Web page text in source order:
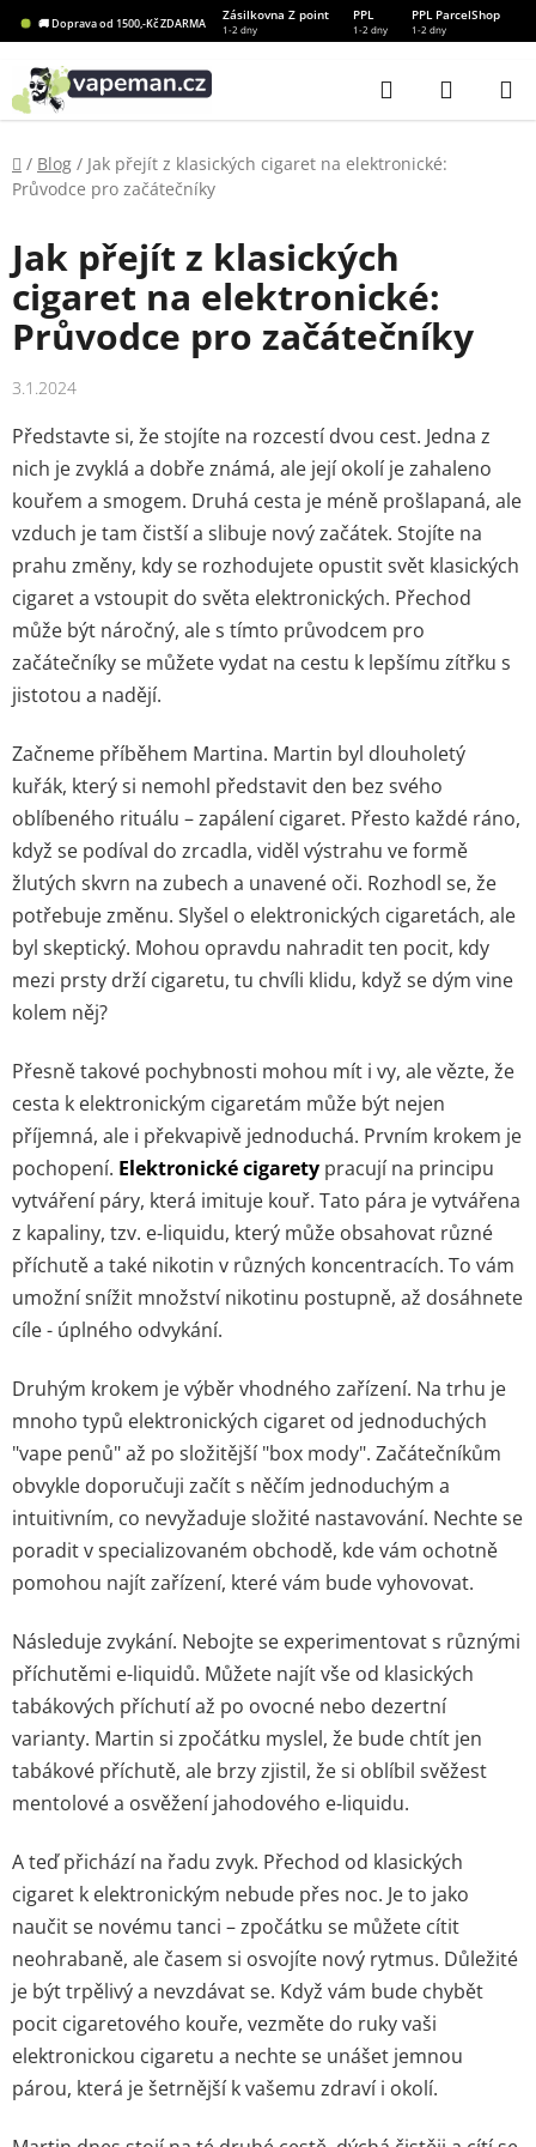
Přejít
na
obsah
🚚 Doprava od 1500,-Kč ZDARMA
Zásilkovna Z point PPL PPL ParcelShop
1-2 dny 1-2 dny 1-2 dny
Hledat
KOŠÍK
Domů
/ Blog / Jak přejít z klasických cigaret na elektronické:
Průvodce pro začátečníky
Jak přejít z klasických
cigaret na elektronické:
Průvodce pro začátečníky
3.1.2024
Představte si, že stojíte na rozcestí dvou cest. Jedna z
nich je zvyklá a dobře známá, ale její okolí je zahaleno
kouřem a smogem. Druhá cesta je méně prošlapaná, ale
vzduch je tam čistší a slibuje nový začátek. Stojíte na
prahu změny, kdy se rozhodujete opustit svět klasických
cigaret a vstoupit do světa elektronických. Přechod
může být náročný, ale s tímto průvodcem pro
začátečníky se můžete vydat na cestu k lepšímu zítřku s
jistotou a nadějí.
Začneme příběhem Martina. Martin byl dlouholetý
kuřák, který si nemohl představit den bez svého
oblíbeného rituálu – zapálení cigaret. Přesto každé ráno,
když se podíval do zrcadla, viděl výstrahu ve formě
žlutých skvrn na zubech a unavené oči. Rozhodl se, že
potřebuje změnu. Slyšel o elektronických cigaretách, ale
byl skeptický. Mohou opravdu nahradit ten pocit, kdy
mezi prsty drží cigaretu, tu chvíli klidu, když se dým vine
kolem něj?
Přesně takové pochybnosti mohou mít i vy, ale vězte, že
cesta k elektronickým cigaretám může být nejen
příjemná, ale i překvapivě jednoduchá. Prvním krokem je
pochopení. Elektronické cigarety pracují na principu
vytváření páry, která imituje kouř. Tato pára je vytvářena
z kapaliny, tzv. e-liquidu, který může obsahovat různé
příchutě a také nikotin v různých koncentracích. To vám
umožní snížit množství nikotinu postupně, až dosáhnete
cíle - úplného odvykání.
Druhým krokem je výběr vhodného zařízení. Na trhu je
mnoho typů elektronických cigaret od jednoduchých
"vape penů" až po složitější "box mody". Začátečníkům
obvykle doporučuji začít s něčím jednoduchým a
intuitivním, co nevyžaduje složité nastavování. Nechte se
poradit v specializovaném obchodě, kde vám ochotně
pomohou najít zařízení, které vám bude vyhovovat.
Následuje zvykání. Nebojte se experimentovat s různými
příchutěmi e-liquidů. Můžete najít vše od klasických
tabákových příchutí až po ovocné nebo dezertní
varianty. Martin si zpočátku myslel, že bude chtít jen
tabákové příchutě, ale brzy zjistil, že si oblíbil svěžest
mentolové a osvěžení jahodového e-liquidu.
A teď přichází na řadu zvyk. Přechod od klasických
cigaret k elektronickým nebude přes noc. Je to jako
naučit se novému tanci – zpočátku se můžete cítit
neohrabaně, ale časem si osvojíte nový rytmus. Důležité
je být trpělivý a nevzdávat se. Když vám bude chybět
pocit cigaretového kouře, vezměte do ruky vaši
elektronickou cigaretu a nechte se unášet jemnou
párou, která je šetrnější k vašemu zdraví i okolí.